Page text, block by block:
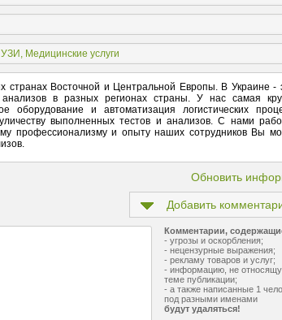
УЗИ , Медицинские услуги
странах Восточной и Центральной Европы. В Украине -
в разных регионах страны. У нас самая
и автоматизация логистических
выполненных тестов и анализов. С нами
профессионализму и опыту наших сотрудников Вы
Обновить
Добавить
Комментарии,
- угрозы и оскорбления;
- нецензурные выражения;
- рекламу товаров и услуг;
- информацию, не
теме публикации;
- а также написанные 1
под разными именами
будут удаляться!